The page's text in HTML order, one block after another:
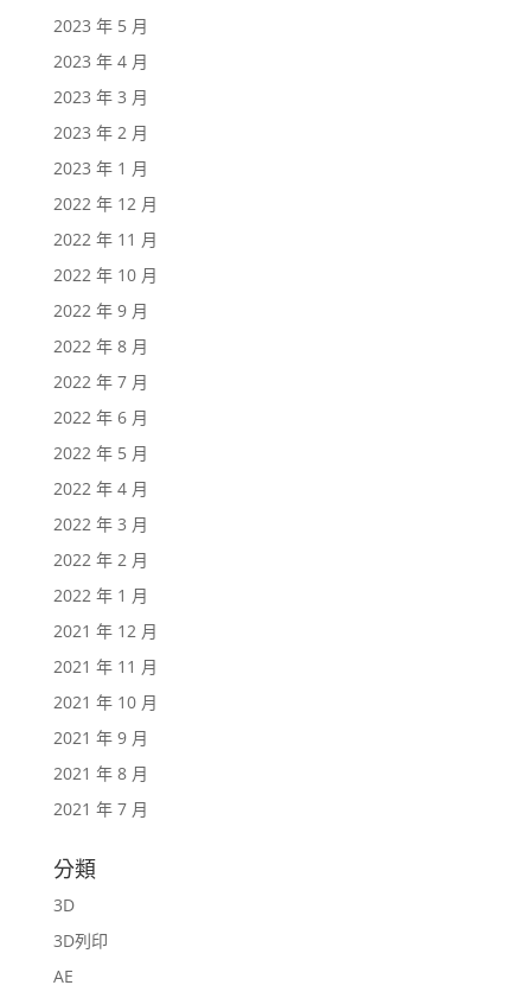
2023 年 5 月
2023 年 4 月
2023 年 3 月
2023 年 2 月
2023 年 1 月
2022 年 12 月
2022 年 11 月
2022 年 10 月
2022 年 9 月
2022 年 8 月
2022 年 7 月
2022 年 6 月
2022 年 5 月
2022 年 4 月
2022 年 3 月
2022 年 2 月
2022 年 1 月
2021 年 12 月
2021 年 11 月
2021 年 10 月
2021 年 9 月
2021 年 8 月
2021 年 7 月
分類
3D
3D列印
AE